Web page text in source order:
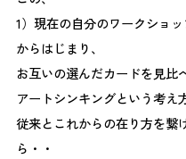
1）現在の自分のワークショ
からはじまり、
お互いの選んだカードを見比
アートシンキングという考え
従来とこれからの在り方を繋
ら・・